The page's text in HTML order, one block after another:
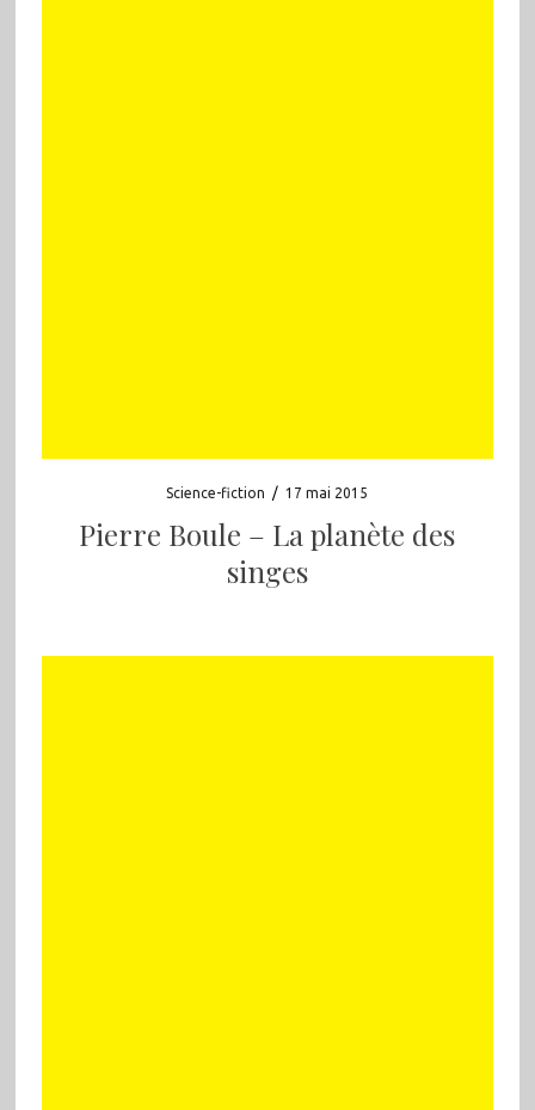
Science-fiction / 17 mai 2015
Pierre Boule – La planète des
singes